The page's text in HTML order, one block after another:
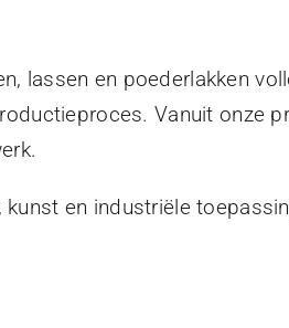
lassen en poederlakken
Vanuit onze
en industriële